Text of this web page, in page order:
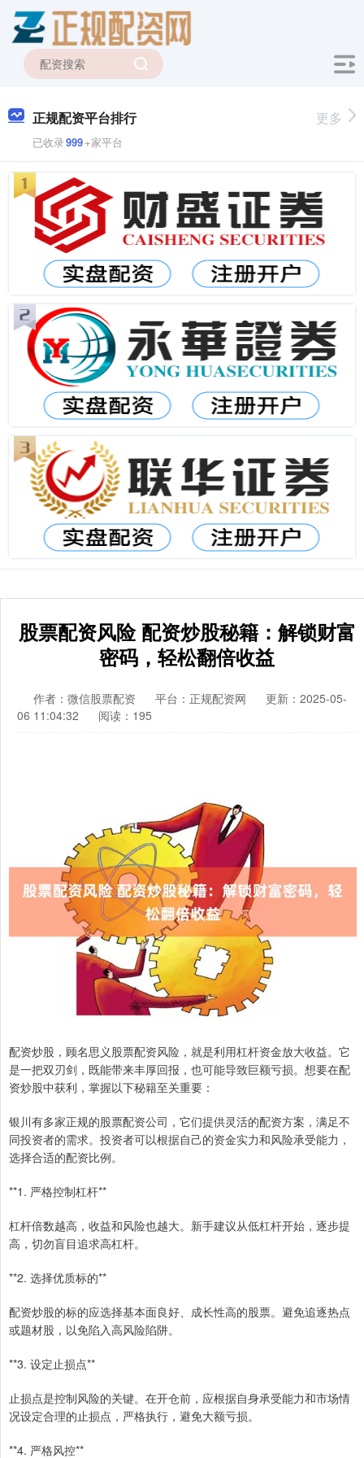
正规配资平台排行
已收录999+家平台
更多
股票配资风险 配资炒股秘籍：解锁财富
密码，轻松翻倍收益
作者：微信股票配资 平台：正规配资网
更新：2025-05-
06 11:04:32
阅读：195
配资炒股，顾名思义股票配资风险，就是利用杠杆资金放大收益。它
是一把双刃剑，既能带来丰厚回报，也可能导致巨额亏损。想要在配
资炒股中获利，掌握以下秘籍至关重要：
银川有多家正规的股票配资公司，它们提供灵活的配资方案，满足不
同投资者的需求。投资者可以根据自己的资金实力和风险承受能力，
选择合适的配资比例。
**1. 严格控制杠杆**
杠杆倍数越高，收益和风险也越大。新手建议从低杠杆开始，逐步提
高，切勿盲目追求高杠杆。
**2. 选择优质标的**
配资炒股的标的应选择基本面良好、成长性高的股票。避免追逐热点
或题材股，以免陷入高风险陷阱。
**3. 设定止损点**
止损点是控制风险的关键。在开仓前，应根据自身承受能力和市场情
况设定合理的止损点，严格执行，避免大额亏损。
**4. 严格风控**